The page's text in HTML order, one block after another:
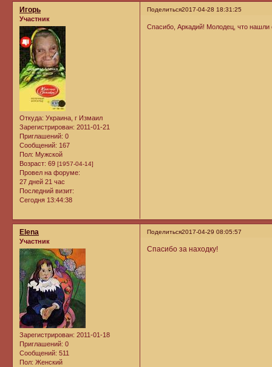
Поделиться2017-04-28 18:31:25
Игорь
Участник
Откуда: Украина, г Измаил
Зарегистрирован: 2011-01-21
Приглашений: 0
Сообщений: 167
Пол: Мужской
Возраст: 69 [1957-04-14]
Провел на форуме:
27 дней 21 час
Последний визит:
Сегодня 13:44:38
Спасибо, Аркадий! Молодец, что нашли
Поделиться2017-04-29 08:05:57
Elena
Участник
Зарегистрирован: 2011-01-18
Приглашений: 0
Сообщений: 511
Пол: Женский
Спасибо за находку!